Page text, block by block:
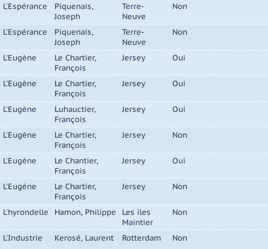
L'Espérance
Piquenais,
Joseph
Terre-
Neuve
Non
L'Espérance
Piquenais,
Joseph
Terre-
Neuve
Non
L'Eugène
Le Chartier,
François
Jersey Oui
L'Eugène
Le Chartier,
François
Jersey Oui
L'Eugène
Luhauctier,
François
Jersey Oui
L'Eugène
Le Chartier,
François
Jersey Non
L'Eugène
Le Chantier,
François
Jersey Oui
L'Eugène
Le Chartier,
François
Jersey Non
L'hyrondelle Hamon, Philippe
Les iles
Maintier
Non
L'Industrie Kerosé, Laurent Rotterdam Non